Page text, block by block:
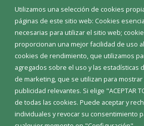
Utilizamos una selección de cookies
páginas de este sitio web: Cookies
necesarias para utilizar el sitio web;
proporcionan una mejor facilidad de uso
cookies de rendimiento, que utilizamos
agregados sobre el uso y las estadísticas
de marketing, que se utilizan para
publicidad relevantes. Si elige "ACEPTAR
de todas las cookies. Puede aceptar y
individuales y revocar su consentimiento
Eventos
Corporación
Teléfonos de
INICIAR SESIÓN
MAPA WEB